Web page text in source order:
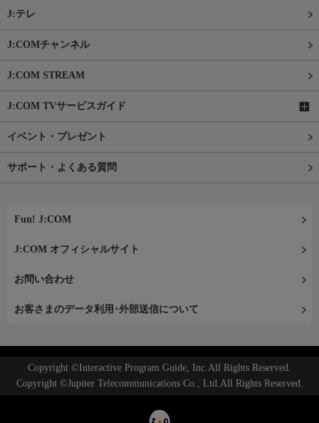
J:テレ
J:COMチャンネル
J:COM STREAM
J:COM TVサービスガイド
イベント・プレゼント
サポート・よくある質問
Fun! J:COM
J:COM オフィシャルサイト
お問い合わせ
お客さまのデータ利用･外部送信について
Copyright ©Interactive Program Guide, Inc.All Rights Reserved.
Copyright ©Jupiter Telecommunications Co., Ltd.All Rights Reserved.